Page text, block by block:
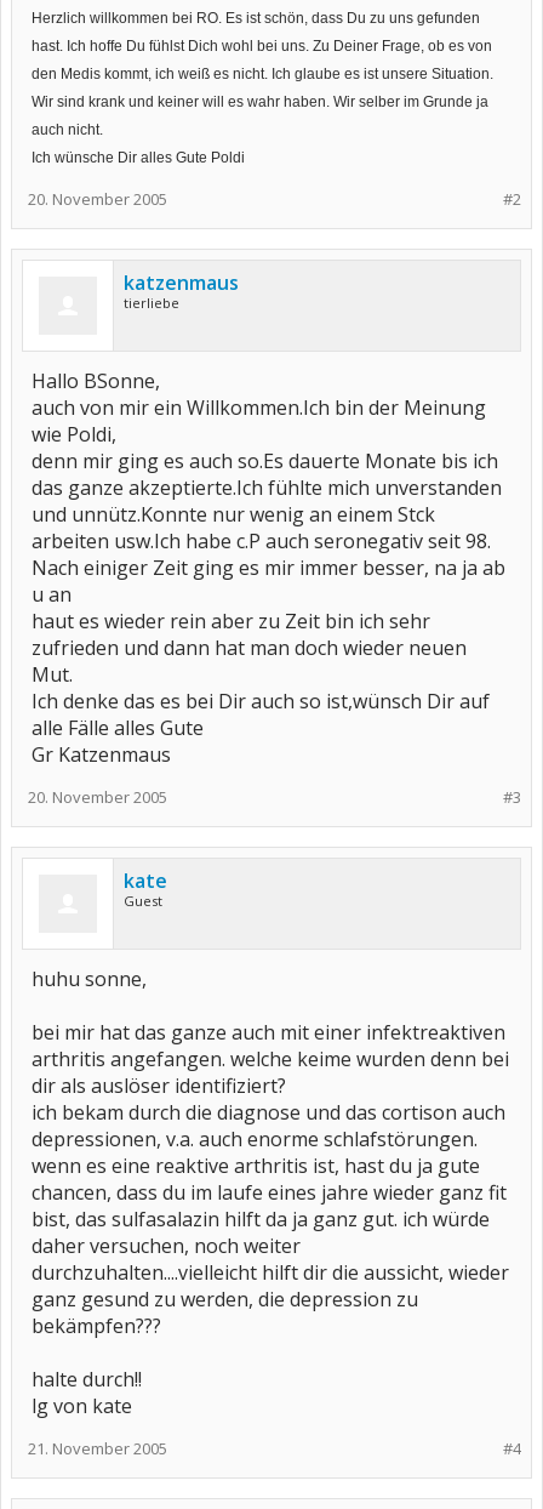
Herzlich willkommen bei RO. Es ist schön, dass Du zu uns gefunden
hast. Ich hoffe Du fühlst Dich wohl bei uns. Zu Deiner Frage, ob es von
den Medis kommt, ich weiß es nicht. Ich glaube es ist unsere Situation.
Wir sind krank und keiner will es wahr haben. Wir selber im Grunde ja
auch nicht.
Ich wünsche Dir alles Gute Poldi
#2
20. November 2005
katzenmaus
tierliebe
Hallo BSonne,
auch von mir ein Willkommen.Ich bin der Meinung
wie Poldi,
denn mir ging es auch so.Es dauerte Monate bis ich
das ganze akzeptierte.Ich fühlte mich unverstanden
und unnütz.Konnte nur wenig an einem Stck
arbeiten usw.Ich habe c.P auch seronegativ seit 98.
Nach einiger Zeit ging es mir immer besser, na ja ab
u an
haut es wieder rein aber zu Zeit bin ich sehr
zufrieden und dann hat man doch wieder neuen
Mut.
Ich denke das es bei Dir auch so ist,wünsch Dir auf
alle Fälle alles Gute
Gr Katzenmaus
#3
20. November 2005
kate
Guest
huhu sonne,
bei mir hat das ganze auch mit einer infektreaktiven
arthritis angefangen. welche keime wurden denn bei
dir als auslöser identifiziert?
ich bekam durch die diagnose und das cortison auch
depressionen, v.a. auch enorme schlafstörungen.
wenn es eine reaktive arthritis ist, hast du ja gute
chancen, dass du im laufe eines jahre wieder ganz fit
bist, das sulfasalazin hilft da ja ganz gut. ich würde
daher versuchen, noch weiter
durchzuhalten....vielleicht hilft dir die aussicht, wieder
ganz gesund zu werden, die depression zu
bekämpfen???
halte durch!!
lg von kate
#4
21. November 2005